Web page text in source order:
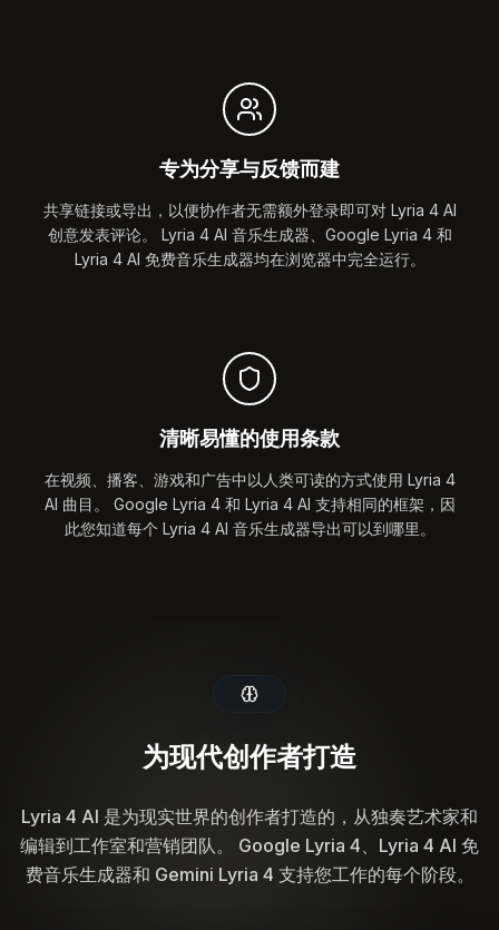
专为分享与反馈而建
共享链接或导出，以便协作者无需额外登录即可对 Lyria 4 AI
创意发表评论。 Lyria 4 AI 音乐生成器、Google Lyria 4 和
Lyria 4 AI 免费音乐生成器均在浏览器中完全运行。
清晰易懂的使用条款
在视频、播客、游戏和广告中以人类可读的方式使用 Lyria 4
AI 曲目。 Google Lyria 4 和 Lyria 4 AI 支持相同的框架，因
此您知道每个 Lyria 4 AI 音乐生成器导出可以到哪里。
为现代创作者打造
Lyria 4 AI 是为现实世界的创作者打造的，从独奏艺术家和
编辑到工作室和营销团队。 Google Lyria 4、Lyria 4 AI 免
费音乐生成器和 Gemini Lyria 4 支持您工作的每个阶段。